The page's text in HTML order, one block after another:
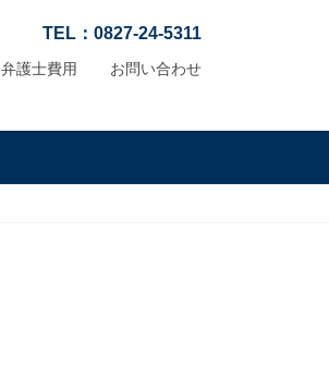
TEL：0827-24-5311
弁護士費用 お問い合わせ